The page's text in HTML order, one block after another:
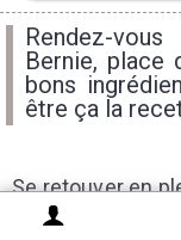
Rendez-
Bernie, place
bons
être ça la
Se retouver en
café, déguster